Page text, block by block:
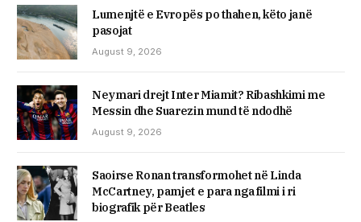
Lumenjtë e Evropës po thahen, këto janë
pasojat
August 9, 2026
Neymari drejt Inter Miamit? Ribashkimi me
Messin dhe Suarezin mund të ndodhë
August 9, 2026
Saoirse Ronan transformohet në Linda
McCartney, pamjet e para nga filmi i ri
biografik për Beatles